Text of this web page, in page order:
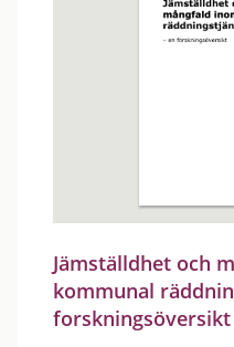
Jämställdhet och
kommunal
forskningsöversikt